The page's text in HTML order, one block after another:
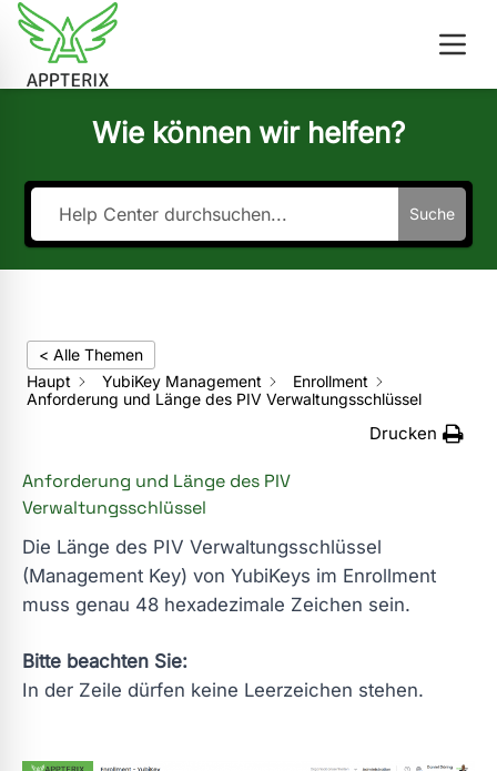
Wie können wir helfen?
Suche
< Alle Themen
Haupt
YubiKey Management
Enrollment
Anforderung und Länge des PIV Verwaltungsschlüssel
Drucken
Anforderung und Länge des PIV
Verwaltungsschlüssel
Die Länge des PIV Verwaltungsschlüssel
(Management Key) von YubiKeys im Enrollment
muss genau 48 hexadezimale Zeichen sein.
Bitte beachten Sie:
In der Zeile dürfen keine Leerzeichen stehen.